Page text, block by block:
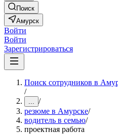
Поиск
Амурск
Войти
Войти
Зарегистрироваться
Поиск сотрудников в
/
... /
резюме в Амурске/
водитель в семью/
проектная работа